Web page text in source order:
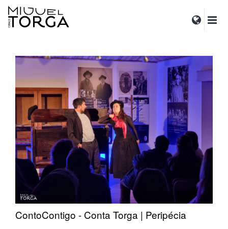
ContoContigo - Conta Torga | Peripécia